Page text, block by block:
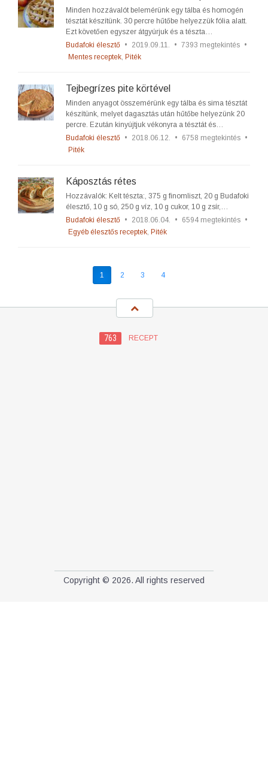
Minden hozzávalót belemérünk egy tálba és homogén
tésztát készítünk. 30 percre hűtőbe helyezzük fólia alatt.
Ezt követően egyszer átgyúrjuk és a tészta…
Budafoki élesztő • 2019.09.11. • 7393 megtekintés •
Mentes receptek, Piték
Tejbegrízes pite körtével
Minden anyagot összemérünk egy tálba és sima tésztát
készítünk, melyet dagasztás után hűtőbe helyezünk 20
percre. Ezután kinyújtjuk vékonyra a tésztát és…
Budafoki élesztő • 2018.06.12. • 6758 megtekintés •
Piték
Káposztás rétes
Hozzávalók: Kelt tészta:, 375 g finomliszt, 20 g Budafoki
élesztő, 10 g só, 250 g víz, 10 g cukor, 10 g zsír,…
Budafoki élesztő • 2018.06.04. • 6594 megtekintés •
Egyéb élesztős receptek, Piték
1 2 3 4
763 RECEPT
Copyright © 2026. All rights reserved